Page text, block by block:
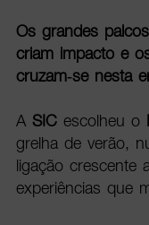
Os grandes
criam impacto e
cruzam-se nesta
A SICescolheu o
grelha de verão,
ligação crescente
experiências que